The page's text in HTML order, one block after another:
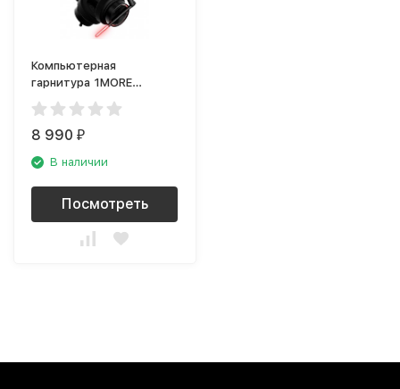
Компьютерная
гарнитура 1MORE
Spearhead VR H1005
чёрный
8 990₽
В наличии
Посмотреть